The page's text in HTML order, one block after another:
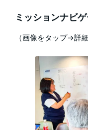
ミッションナビ
（画像をタップ→詳細